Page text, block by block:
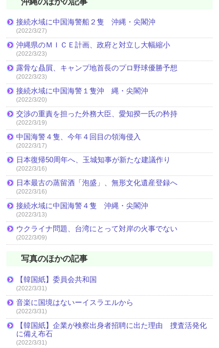
接続水域に中国海警船２隻 沖縄・尖閣沖
(2022/3/27)
沖縄県のＭＩＣＥ計画、政府と対立し大幅縮小
(2022/3/23)
露骨な贔屓、キャンプ地首長のプロ野球優勝予想
(2022/3/23)
接続水域に中国海警１隻沖 縄・尖閣沖
(2022/3/20)
交渉の重責を担った外務大臣、愛知揆一氏の矜持
(2022/3/19)
中国海警４隻、今年４回目の領海侵入
(2022/3/17)
日本復帰50周年へ、玉城知事が新たな建議作り
(2022/3/16)
日本最古の蒸留酒「泡盛」、無形文化遺産登録へ
(2022/3/16)
接続水域に中国海警４隻 沖縄・尖閣沖
(2022/3/13)
ウクライナ問題、台湾にとって対岸の火事でない
(2022/3/09)
写真のほかの記事
【韓国紙】委員会共和国
(2022/3/31)
音楽に国境はないーイスラエルから
(2022/3/31)
【韓国紙】企業が検察出身者招聘に出た理由 捜査活発化
に備え布石
(2022/3/31)